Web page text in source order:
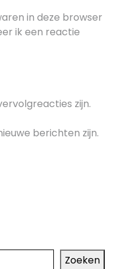
in deze browser
ik een reactie
zijn.
berichten zijn.
Zoeken